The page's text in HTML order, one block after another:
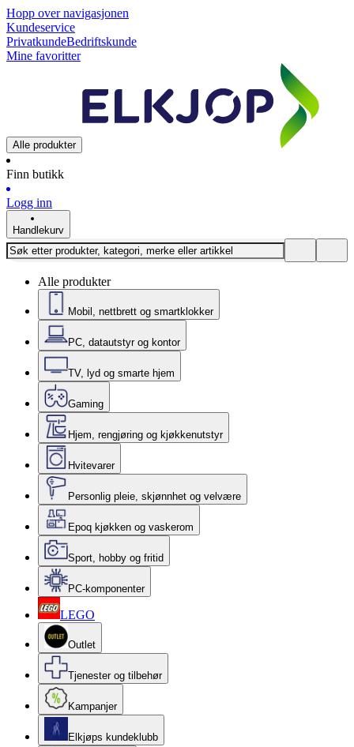
Hopp over navigasjonen
Kundeservice
PrivatkundeBedriftskunde
Mine favoritter
Alle produkter
Finn butikk
Logg inn
Handlekurv
Alle produkter
Mobil, nettbrett og smartklokker
PC, datautstyr og kontor
TV, lyd og smarte hjem
Gaming
Hjem, rengjøring og kjøkkenutstyr
Hvitevarer
Personlig pleie, skjønnhet og velvære
Epoq kjøkken og vaskerom
Sport, hobby og fritid
PC-komponenter
LEGO
Outlet
Tjenester og tilbehør
Kampanjer
Elkjøps kundeklubb